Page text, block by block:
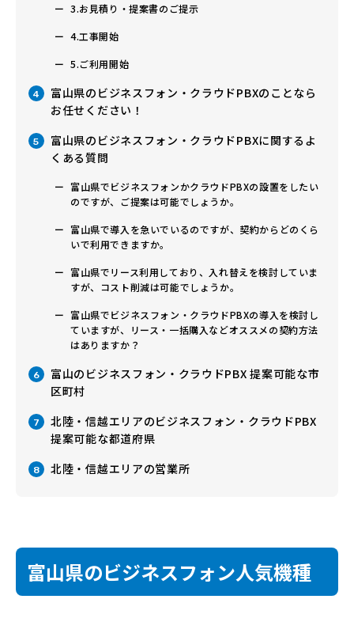
3.お見積り・提案書のご提示
4.工事開始
5.ご利用開始
4
富山県のビジネスフォン・クラウドPBXのことなら
お任せください！
5
富山県のビジネスフォン・クラウドPBXに関するよ
くある質問
富山県でビジネスフォンかクラウドPBXの設置をしたい
のですが、ご提案は可能でしょうか。
富山県で導入を急いでいるのですが、契約からどのくら
いで利用できますか。
富山県でリース利用しており、入れ替えを検討していま
すが、コスト削減は可能でしょうか。
富山県でビジネスフォン・クラウドPBXの導入を検討し
ていますが、リース・一括購入などオススメの契約方法
はありますか？
6
富山のビジネスフォン・クラウドPBX 提案可能な市
区町村
7
北陸・信越エリアのビジネスフォン・クラウドPBX
提案可能な都道府県
8 北陸・信越エリアの営業所
富山県のビジネスフォン人気機種